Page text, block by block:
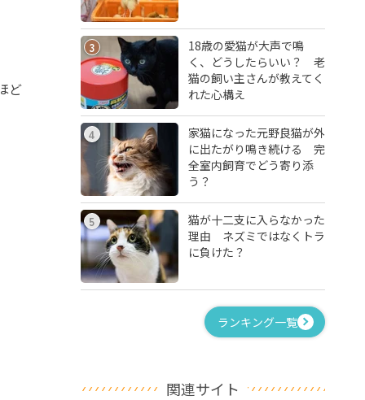
ど
3
18歳の愛猫が大声で鳴
く、どうしたらいい？ 老
猫の飼い主さんが教えてく
れた心構え
4
家猫になった元野良猫が外
に出たがり鳴き続ける 完
全室内飼育でどう寄り添
う？
5
猫が十二支に入らなかった
理由 ネズミではなくトラ
に負けた？
ランキング一覧
関連サイト